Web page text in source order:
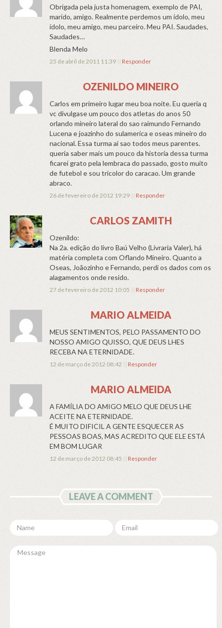
Obrigada pela justa homenagem, exemplo de PAI,
marido, amigo. Realmente perdemos um ídolo, meu
ídolo, meu amigo, meu parceiro. Meu PAI. Saudades,
Saudades…
Blenda Melo
25 de abril de 2011 11:39 || Responder
OZENILDO MINEIRO
Carlos em primeiro lugar meu boa noite. Eu queria q
vc divulgase um pouco dos atletas do anos 50
orlando mineiro lateral do sao raimundo Fernando
Lucena e joazinho do sulamerica e oseas mineiro do
nacional. Essa turma ai sao todos meus parentes.
queria saber mais um pouco da historia dessa turma
ficarei grato pela lembraca do passado, gosto muito
de futebol e sou tricolor do caracao. Um grande
abraco.
26 de fevereiro de 2012 19:29 || Responder
CARLOS ZAMITH
Ozenildo:
Na 2a. edição do livro Baú Velho (Livraria Valer), há
matéria completa com Oflando Mineiro. Quanto a
Oseas, Joãozinho e Fernando, perdi os dados com os
alagamentos onde resido.
27 de fevereiro de 2012 10:05 || Responder
MARIO ALMEIDA
MEUS SENTIMENTOS, PELO PASSAMENTO DO
NOSSO AMIGO QUISSO, QUE DEUS LHES
RECEBA NA ETERNIDADE.
12 de março de 2012 08:42 || Responder
MARIO ALMEIDA
A FAMÍLIA DO AMIGO MELO QUE DEUS LHE
ACEITE NA ETERNIDADE.
É MUITO DIFICIL A GENTE ESQUECER AS
PESSOAS BOAS, MAS ACREDITO QUE ELE ESTÁ
EM BOM LUGAR
12 de março de 2012 08:45 || Responder
LEAVE A COMMENT